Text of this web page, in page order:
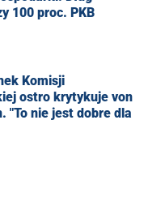
100 proc. PKB
Komisji
ostro krytykuje von
"To nie jest dobre dla